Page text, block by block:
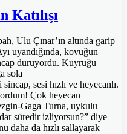
Katılışı
Ulu Çınar’ın altında garip
uyandığında, kovuğun
duruyordu. Kuyruğu
sola
sesi hızlı ve heyecanlı.
Çok heyecan
Gaga Turna, uykulu
süredir izliyorsun?” diye
daha da hızlı sallayarak